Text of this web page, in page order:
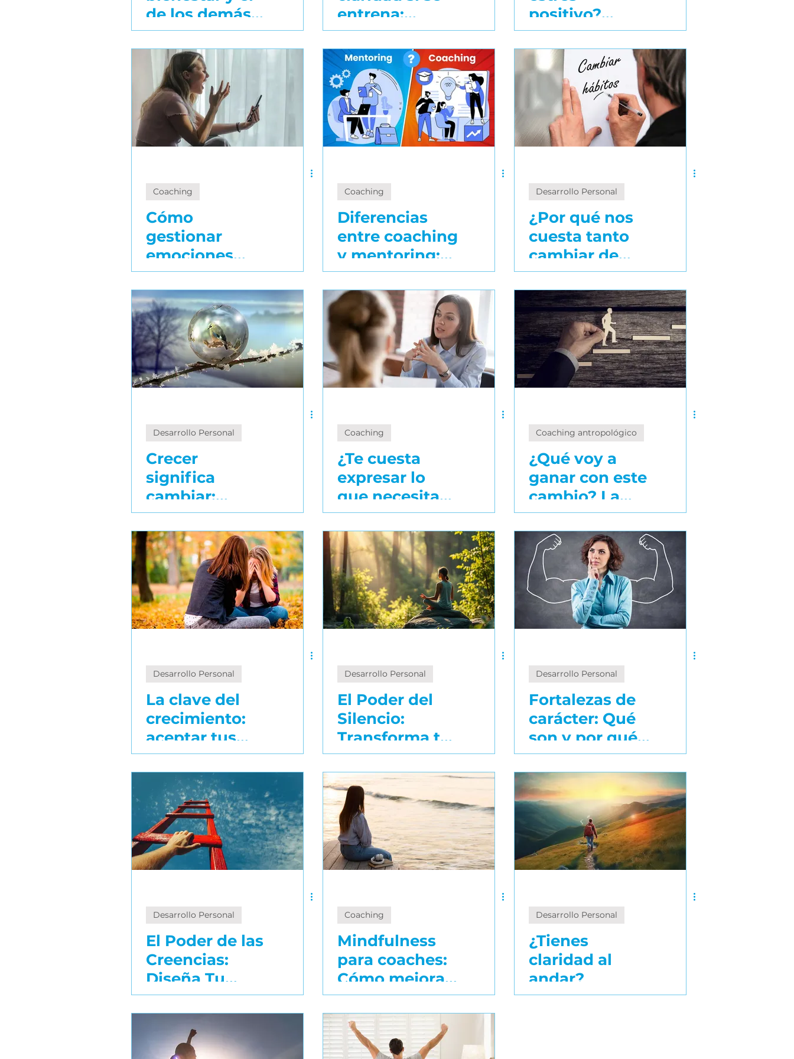
de los demás
con coaching
entrena:
técnicas para
expresarte sin
enredos
positivo?
Cómo
transformar la
presión en
crecimiento
personal
Coaching
Cómo
gestionar
emociones
incómodas a
través del
coaching
profesional
Coaching
Diferencias
entre coaching
y mentoring:
¿Cuál
necesitas en tu
camino de
desarrollo?
Desarrollo Personal
¿Por qué nos
cuesta tanto
cambiar de
hábitos?
Claves desde
el coaching
profesional
Desarrollo Personal
Crecer
significa
cambiar:
¿estás listo
para salir de tu
zona
conocida?
Coaching
¿Te cuesta
expresar lo
que necesitas
en el trabajo?
El coaching
profesional
puede
ayudarte a dar
el primer paso
Coaching antropológico
¿Qué voy a
ganar con este
cambio? La
pregunta que
transforma tu
forma de
avanzar
Desarrollo Personal
La clave del
crecimiento:
aceptar tus
errores
Desarrollo Personal
El Poder del
Silencio:
Transforma tu
interior
Desarrollo Personal
Fortalezas de
carácter: Qué
son y por qué
importan en tu
vida
Desarrollo Personal
El Poder de las
Creencias:
Diseña Tu
Propia
Realidad
Coaching
Mindfulness
para coaches:
Cómo mejorar
tu conexión y
resultados
Desarrollo Personal
¿Tienes
claridad al
andar?